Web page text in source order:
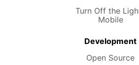
Turn Off the
Mobile
Development
Open Source